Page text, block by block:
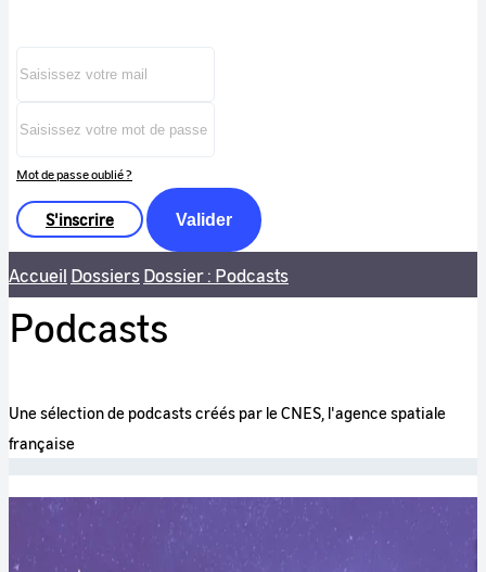
Mot de passe oublié ?
S'inscrire Valider
Accueil DossiersDossier : Podcasts
Podcasts
Une sélection de podcasts créés par le CNES, l'agence spatiale
française